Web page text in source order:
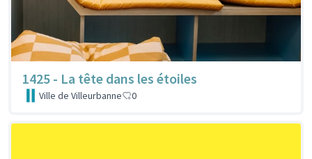
1425 - La tête dans les étoiles
Ville de Villeurbanne 0